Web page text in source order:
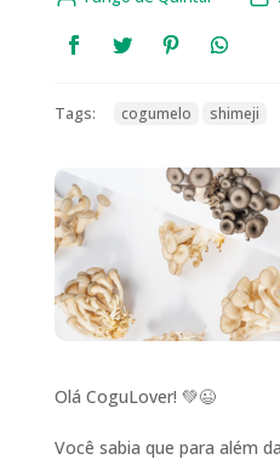
Tags: cogumelo shimeji
Olá CoguLover! 💚😉
Você sabia que para além